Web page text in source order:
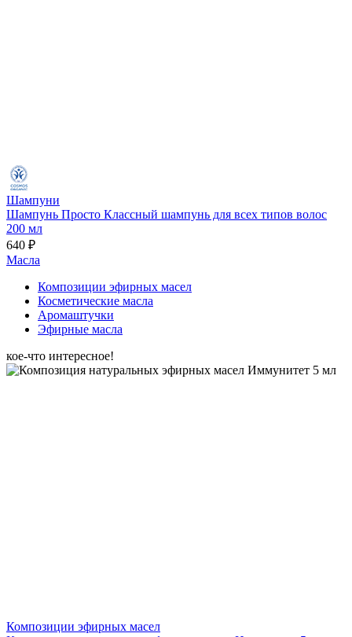
Шампуни
Шампунь Просто Классный шампунь для всех типов волос
200 мл
640 ₽
Масла
Композиции эфирных масел
Косметические масла
Аромаштучки
Эфирные масла
кое-что интересное!
Композиции эфирных масел